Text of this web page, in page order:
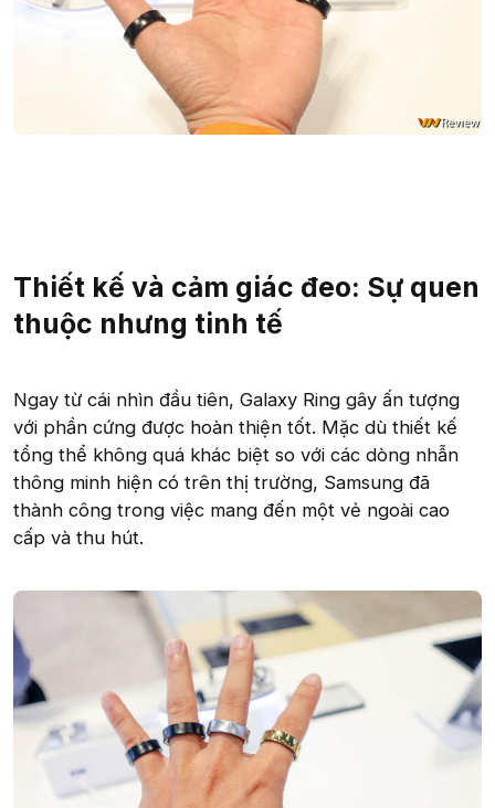
Thiết kế và cảm giác đeo: Sự quen
thuộc nhưng tinh tế
Ngay từ cái nhìn đầu tiên, Galaxy Ring gây ấn tượng
với phần cứng được hoàn thiện tốt. Mặc dù thiết kế
tổng thể không quá khác biệt so với các dòng nhẫn
thông minh hiện có trên thị trường, Samsung đã
thành công trong việc mang đến một vẻ ngoài cao
cấp và thu hút.